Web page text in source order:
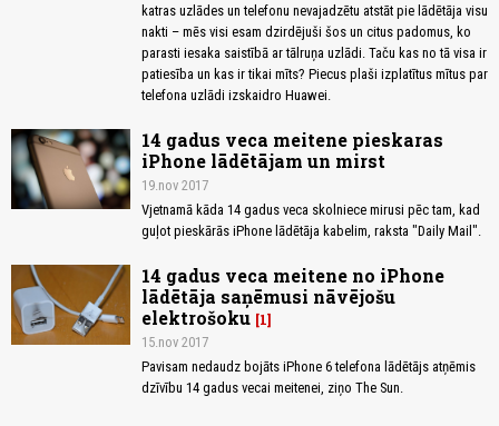
katras uzlādes un telefonu nevajadzētu atstāt pie lādētāja visu
nakti – mēs visi esam dzirdējuši šos un citus padomus, ko
parasti iesaka saistībā ar tālruņa uzlādi. Taču kas no tā visa ir
patiesība un kas ir tikai mīts? Piecus plaši izplatītus mītus par
telefona uzlādi izskaidro Huawei.
14 gadus veca meitene pieskaras
iPhone lādētājam un mirst
19.nov 2017
Vjetnamā kāda 14 gadus veca skolniece mirusi pēc tam, kad
guļot pieskārās iPhone lādētāja kabelim, raksta "Daily Mail".
14 gadus veca meitene no iPhone
lādētāja saņēmusi nāvējošu
elektrošoku 1
15.nov 2017
Pavisam nedaudz bojāts iPhone 6 telefona lādētājs atņēmis
dzīvību 14 gadus vecai meitenei, ziņo The Sun.